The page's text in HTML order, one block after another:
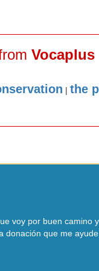
Vocaplus
| the
voy por buen camino
que me